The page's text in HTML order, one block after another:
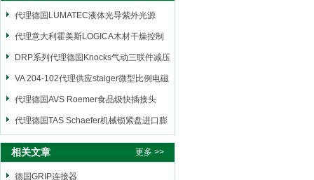
代理德国LUMATEC液体光导紫外光源
代理意大利霍美斯LOGICA木材干燥控制
仪
DRP系列代理德国Knocks气动三联件减压
阀
VA 204-102代理供应staiger微型比例电磁
阀
代理德国AVS Roemer食品级快插接头
代理德国TAS Schaefer机械锁紧盘进口膨
胀套
相关文章 更多 >>
德国GRIP连接器